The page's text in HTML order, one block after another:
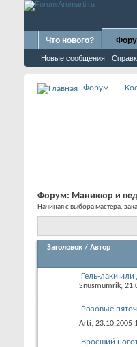
Что нового?
Новые сообщения
Форум
Форум: Маникюр и
Начиная с выбора мастера,
Заголовок / Автор
Гель-лаки
Snusmumrik,
Розовые
Arti, 23.10.2005
Вросший